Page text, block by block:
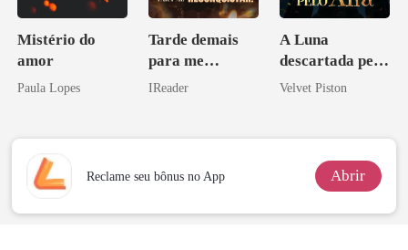
Mistério do
amor
Paula Lopes
Tarde demais
para me
reconquistar!
IReader
A Luna
descartada pelo
Alfa
Velvet Piston
Reclame seu bônus no App Abrir